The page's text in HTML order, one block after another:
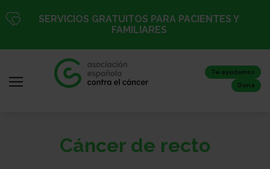
al
principal
SERVICIOS GRATUITOS PARA PACIENTES Y
FAMILIARES
Te ayudamos
Dona
Cáncer de recto